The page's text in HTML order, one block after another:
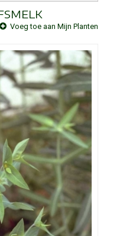
Voeg toe aan Mijn Planten